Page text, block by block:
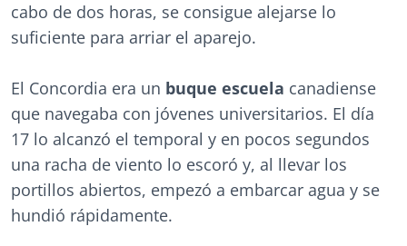
cabo de dos horas, se consigue alejarse lo
suficiente para arriar el aparejo.
El Concordia era un buque escuela canadiense
que navegaba con jóvenes universitarios. El día
17 lo alcanzó el temporal y en pocos segundos
una racha de viento lo escoró y, al llevar los
portillos abiertos, empezó a embarcar agua y se
hundió rápidamente.